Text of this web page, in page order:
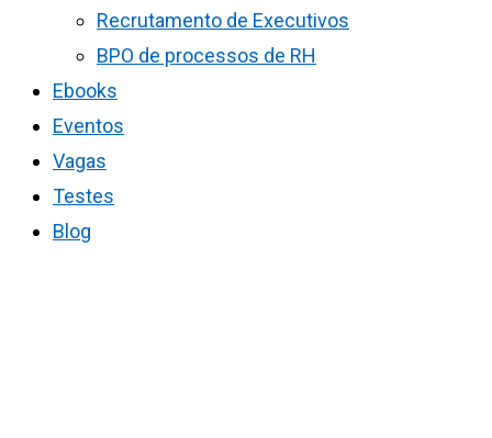
Recrutamento de Executivos
BPO de processos de RH
Ebooks
Eventos
Vagas
Testes
Blog